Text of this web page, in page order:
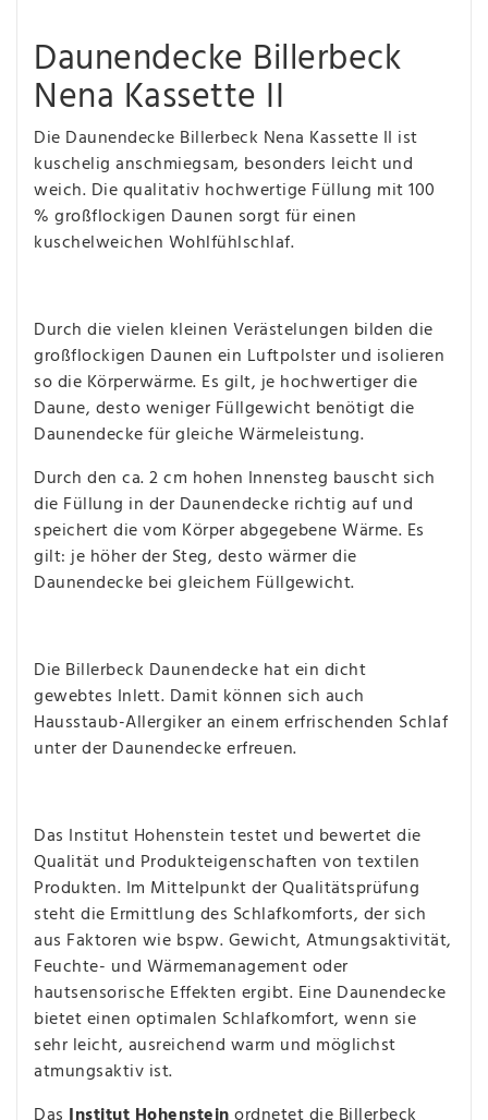
Daunendecke Billerbeck
Nena Kassette II
Die Daunendecke Billerbeck Nena Kassette II ist
kuschelig anschmiegsam, besonders leicht und
weich. Die qualitativ hochwertige Füllung mit 100
% großflockigen Daunen sorgt für einen
kuschelweichen Wohlfühlschlaf.
Durch die vielen kleinen Verästelungen bilden die
großflockigen Daunen ein Luftpolster und isolieren
so die Körperwärme. Es gilt, je hochwertiger die
Daune, desto weniger Füllgewicht benötigt die
Daunendecke für gleiche Wärmeleistung.
Durch den ca. 2 cm hohen Innensteg bauscht sich
die Füllung in der Daunendecke richtig auf und
speichert die vom Körper abgegebene Wärme. Es
gilt: je höher der Steg, desto wärmer die
Daunendecke bei gleichem Füllgewicht.
Die Billerbeck Daunendecke hat ein dicht
gewebtes Inlett. Damit können sich auch
Hausstaub-Allergiker an einem erfrischenden Schlaf
unter der Daunendecke erfreuen.
Das Institut Hohenstein testet und bewertet die
Qualität und Produkteigenschaften von textilen
Produkten. Im Mittelpunkt der Qualitätsprüfung
steht die Ermittlung des Schlafkomforts, der sich
aus Faktoren wie bspw. Gewicht, Atmungsaktivität,
Feuchte- und Wärmemanagement oder
hautsensorische Effekten ergibt. Eine Daunendecke
bietet einen optimalen Schlafkomfort, wenn sie
sehr leicht, ausreichend warm und möglichst
atmungsaktiv ist.